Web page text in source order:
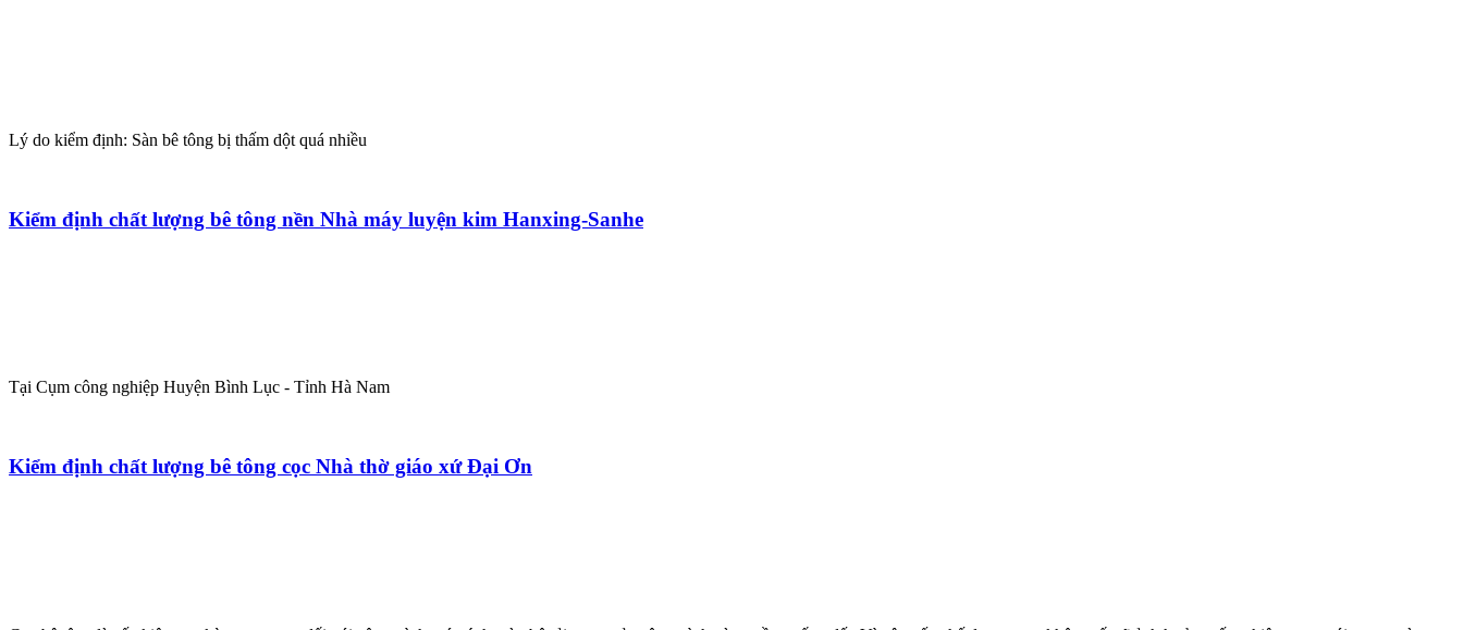
Lý do kiểm định: Sàn bê tông bị thấm dột quá nhiều
Kiểm định chất lượng bê tông nền Nhà máy luyện kim Hanxing-Sanhe
Tại Cụm công nghiệp Huyện Bình Lục - Tỉnh Hà Nam
Kiểm định chất lượng bê tông cọc Nhà thờ giáo xứ Đại Ơn